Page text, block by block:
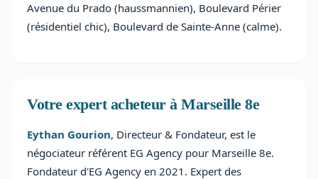
Avenue du Prado (haussmannien), Boulevard Périer
(résidentiel chic), Boulevard de Sainte-Anne (calme).
Votre expert acheteur à Marseille 8e
Eythan Gourion, Directeur & Fondateur, est le
négociateur référent EG Agency pour Marseille 8e.
Fondateur d'EG Agency en 2021. Expert des